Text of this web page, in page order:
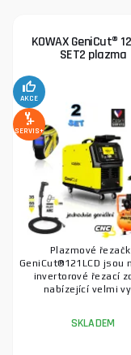
KOWAX GeniCut®
SET2 plazma
AKCE
SERVIS+
Plazmové
GeniCut®121LCD jsou
invertorové řezací
nabízející velmi
SKLADEM